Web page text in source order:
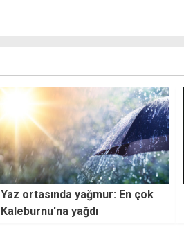
Evinde sentetik uyuşturucularla
yakalandı: Maddeler analize